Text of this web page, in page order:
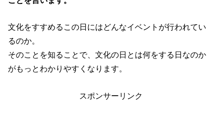
文化をすすめるこの日にはどんなイベントが行われてい
るのか。
そのことを知ることで、文化の日とは何をする日なのか
がもっとわかりやすくなります。
スポンサーリンク